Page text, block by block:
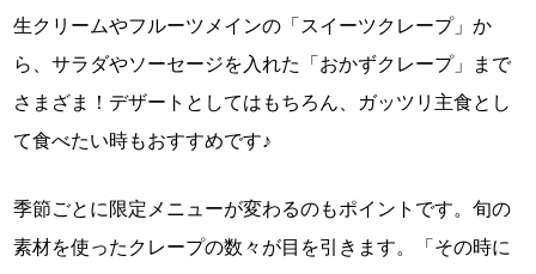
生クリームやフルーツメインの「スイーツクレープ」か
ら、サラダやソーセージを入れた「おかずクレープ」まで
さまざま！デザートとしてはもちろん、ガッツリ主食とし
て食べたい時もおすすめです♪
季節ごとに限定メニューが変わるのもポイントです。旬の
素材を使ったクレープの数々が目を引きます。「その時に